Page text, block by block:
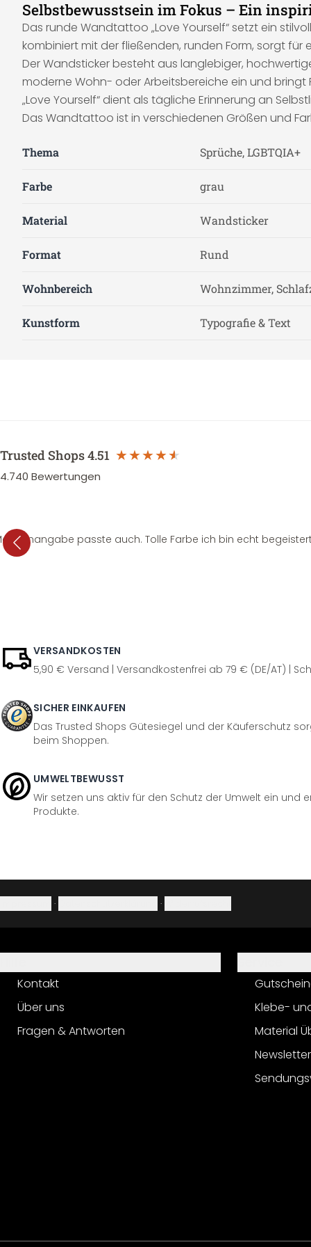
Selbstbewusstsein im Fokus – Ein
Das runde Wandtattoo „Love Yourself“ setzt ein
kombiniert mit der fließenden, runden Form, sorgt für
Der Wandsticker besteht aus langlebiger,
moderne Wohn- oder Arbeitsbereiche ein und bringt
„Love Yourself“ dient als tägliche Erinnerung an
Das Wandtattoo ist in verschiedenen Größen und
Thema Sprüche, LGBTQIA+
Farbe grau
Material Wandsticker
Format Rund
Wohnbereich Wohnzimmer,
Kunstform Typografie & Text
Trusted Shops4.51
4.740 Bewertungen
passte auch. Tolle Farbe ich bin echt
VERSANDKOSTEN
5,90 € Versand | Versandkostenfrei ab 79 € (DE/AT) |
SICHER EINKAUFEN
Das Trusted Shops Gütesiegel und der Käuferschutz
beim Shoppen.
UMWELTBEWUSST
Wir setzen uns aktiv für den Schutz der Umwelt ein und
Produkte.
· ·
Kontakt
Über uns
Fragen & Antworten
Klebe-
Material